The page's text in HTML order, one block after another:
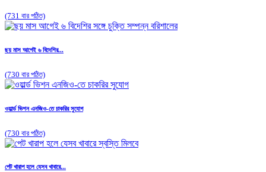
(731 বার পঠিত)
ছয় মাস আগেই ৬ বিদেশির...
(730 বার পঠিত)
ওয়ার্ল্ড ভিশন এনজিও-তে চাকরির সুযোগ
(730 বার পঠিত)
পেট খারাপ হলে যেসব খাবারে...